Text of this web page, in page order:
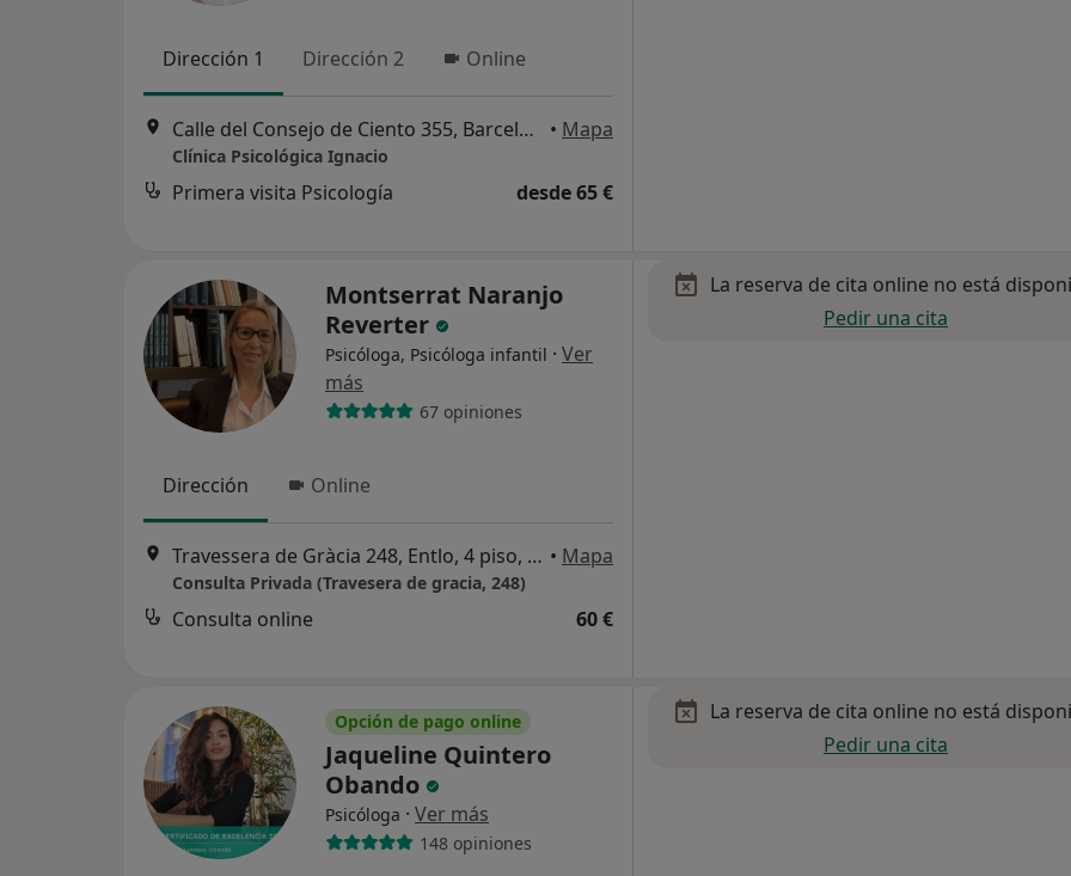
Dirección 1 Dirección 2 Online
Calle del Consejo de Ciento 355, Barcelona • Mapa
Clínica Psicológica Ignacio
Primera visita Psicología desde 65 €
Montserrat Naranjo
Reverter
Psicóloga, Psicóloga infantil · Ver
más
67 opiniones
Dirección Online
Travessera de Gràcia 248, Entlo, 4 piso, Barcelona • Mapa
Consulta Privada (Travesera de gracia, 248)
Consulta online 60 €
La reserva de cita online no está
Pedir una cita
Opción de pago online
Jaqueline Quintero
Obando
Psicóloga · Ver más
148 opiniones
La reserva de cita online no está
Pedir una cita